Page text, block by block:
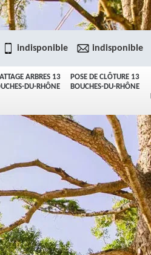
ARBRES 13
DU-RHÔNE
POSE DE CLÔTURE 13
BOUCHES-DU-RHÔNE
indisponible indisponible